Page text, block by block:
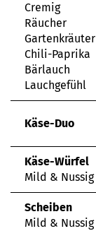
Cremig
Räucher
Gartenkräuter
Chili-Paprika
Bärlauch
Lauchgefühl
Käse-Duo
Käse-Würfel
Mild & Nussig
Scheiben
Mild & Nussig